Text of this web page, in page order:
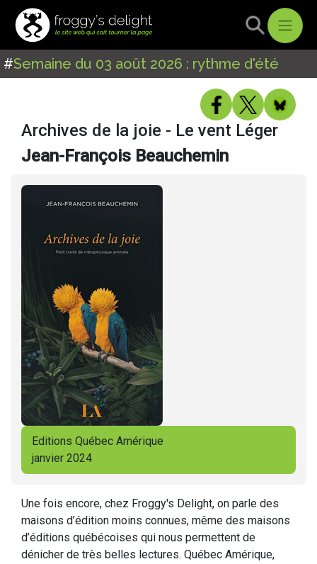
#Semaine du 03 août 2026 : rythme d'été
Archives de la joie - Le vent Léger
Jean-François Beauchemin
Editions Québec Amérique
janvier 2024
Une fois encore, chez Froggy's Delight, on parle des
maisons d’édition moins connues, même des maisons
d’éditions québécoises qui nous permettent de
dénicher de très belles lectures. Québec Amérique,